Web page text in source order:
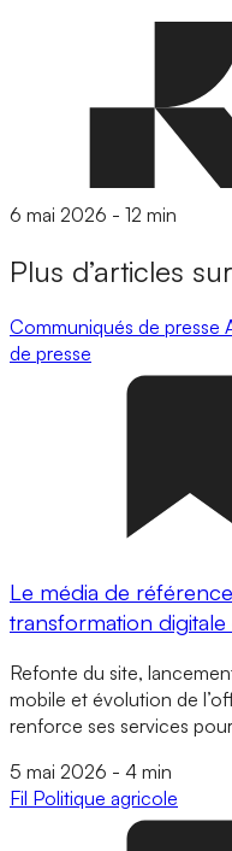
6 mai 2026 - 12 min
Plus d’articles
Communiqués de presse
de presse
Le média de
transformation digitale
Refonte du site,
mobile et évolution de
renforce ses services
5 mai 2026 - 4 min
Fil Politique agricole